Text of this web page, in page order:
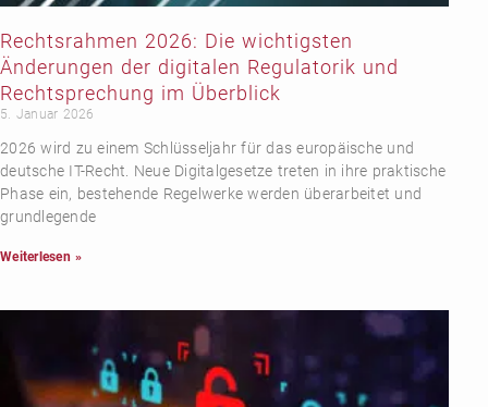
Rechtsrahmen 2026: Die wichtigsten
Änderungen der digitalen Regulatorik und
Rechtsprechung im Überblick
5. Januar 2026
2026 wird zu einem Schlüsseljahr für das europäische und
deutsche IT-Recht. Neue Digitalgesetze treten in ihre praktische
Phase ein, bestehende Regelwerke werden überarbeitet und
grundlegende
Weiterlesen »